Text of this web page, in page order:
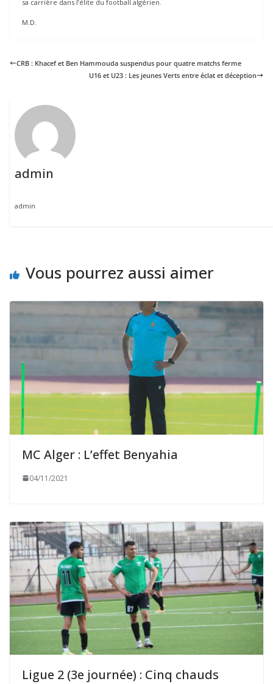
sa carrière dans l’élite du football algérien.
M.D.
CRB : Khacef et Ben Hammouda suspendus pour quatre matchs ferme
U16 et U23 : Les jeunes Verts entre éclat et déception
admin
admin
Vous pourrez aussi aimer
MC Alger : L’effet Benyahia
04/11/2021
Ligue 2 (3e journée) : Cinq chauds